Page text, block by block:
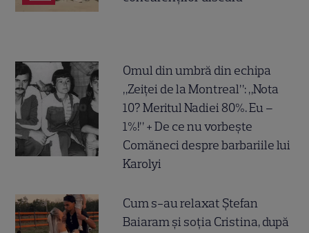
Omul din umbră din echipa
„Zeiței de la Montreal”: „Nota
10? Meritul Nadiei 80%. Eu –
1%!” + De ce nu vorbește
Comăneci despre barbariile lui
Karolyi
Cum s-au relaxat Ștefan
Baiaram și soția Cristina, după